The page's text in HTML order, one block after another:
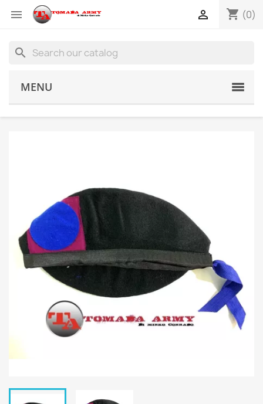
 shopping_cart (0)

search
MENU